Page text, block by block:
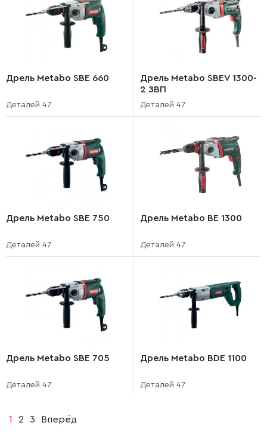
Дрель Metabo SBE 660
Деталей 47
Дрель Metabo SBEV 1300-
2 ЗВП
Деталей 47
Дрель Metabo SBE 750
Деталей 47
Дрель Metabo BE 1300
Деталей 47
Дрель Metabo SBE 705
Деталей 47
Дрель Metabo BDE 1100
Деталей 47
1 2 3 Вперёд